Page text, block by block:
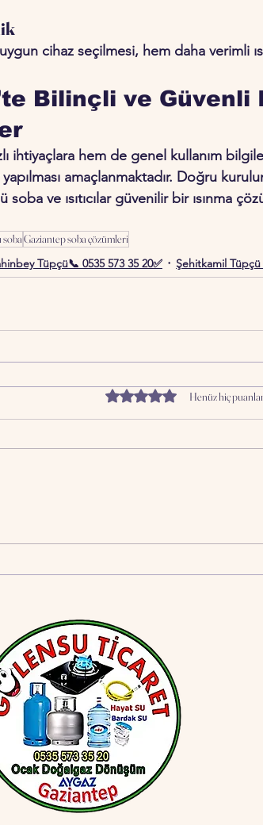
cihaz seçilmesi, hem daha verimli
Bilinçli ve Güvenli
ihtiyaçlara hem de genel kullanım
amaçlanmaktadır. Doğru
ve ısıtıcılar güvenilir bir ısınma
Gaziantep soba çözümleri
Tüpçü📞 0535 573 35 20✅ Şehitkamil Tüpçü
5 üzerinden 0 yıldız
Henüz hiç